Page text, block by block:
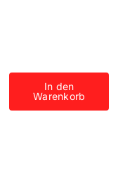
In den
Warenkorb